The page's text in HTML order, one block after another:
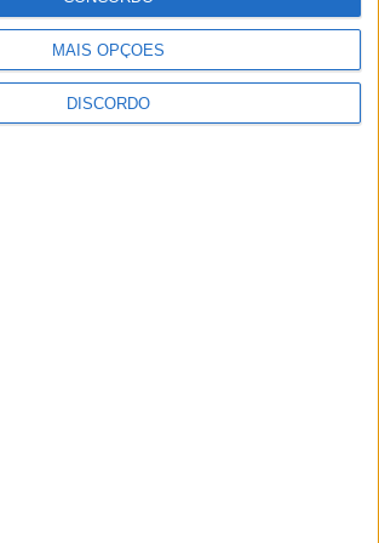
MAIS OPÇÕES
DISCORDO